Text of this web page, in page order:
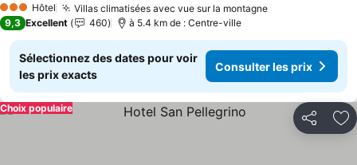
3 ÉtoilesHôtel Villas climatisées avec vue sur la montagneConsulter les
9,3 Excellent 460 à 5.4 km de : Centre-ville
Sélectionnez des dates pour voir
les prix exacts
Consulter les prix
Partager
Choix populaire